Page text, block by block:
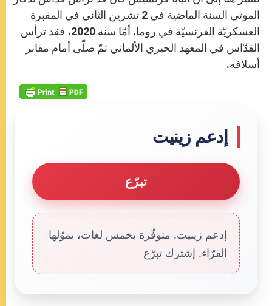
الموتى السنة الماضية في 2 تشرين الثاني في المقبرة
العسكريّة الفرنسيّة في روما. أمّا سنة 2020، فقد ترأس
القدّاس في المعهد الحبري الألماني ثمّ صلّى أمام مقابر
أسلافه.
إدعم زينيت
تبرّع
إدعم زينيت. متوفّرة بخمس لغات، يموّلها
القرّاء. إشترك تبرّع